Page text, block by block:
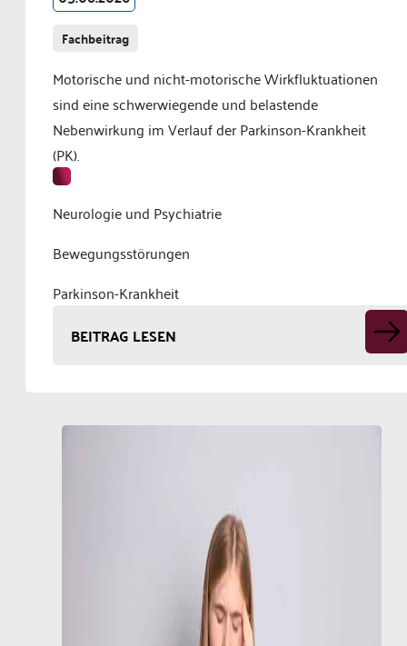
Fachbeitrag
Motorische und nicht-motorische Wirkfluktuationen
sind eine schwerwiegende und belastende
Nebenwirkung im Verlauf der Parkinson-Krankheit
(PK).
Neurologie und Psychiatrie
Bewegungsstörungen
Parkinson-Krankheit
BEITRAG LESEN